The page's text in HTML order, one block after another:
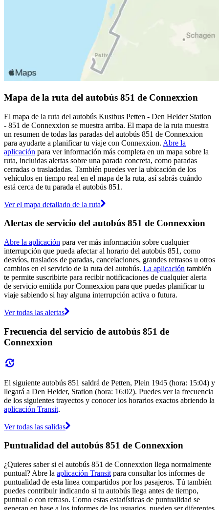
Mapa de la ruta del autobús 851 de Connexxion
El mapa de la ruta del autobús Kustbus Petten - Den Helder Station
- 851 de Connexxion se muestra arriba. El mapa de la ruta muestra
un resumen de todas las paradas del autobús 851 de Connexxion
para ayudarte a planificar tu viaje con Connexxion. Abre la
aplicación para ver información más completa en un mapa sobre la
ruta, incluidas alertas sobre una parada concreta, como paradas
cerradas o trasladadas. También puedes ver la ubicación de los
vehículos en tiempo real en el mapa de la ruta, así sabrás cuándo
está cerca de tu parada el autobús 851.
Ver el mapa detallado de la ruta
Alertas de servicio del autobús 851 de Connexxion
Abre la aplicación para ver más información sobre cualquier
interrupción que pueda afectar al horario del autobús 851, como
desvíos, traslados de paradas, cancelaciones, grandes retrasos u otros
cambios en el servicio de la ruta del autobús. La aplicación también
te permite suscribirte para recibir notificaciones de cualquier alerta
de servicio emitida por Connexxion para que puedas planificar tu
viaje sabiendo si hay alguna interrupción activa o futura.
Ver todas las alertas
Frecuencia del servicio de autobús 851 de
Connexxion
El siguiente autobús 851 saldrá de Petten, Plein 1945 (hora: 15:04) y
llegará a Den Helder, Station (hora: 16:02). Puedes ver la frecuencia
de los siguientes trayectos y conocer los horarios exactos abriendo la
aplicación Transit.
Ver todas las salidas
Puntualidad del autobús 851 de Connexxion
¿Quieres saber si el autobús 851 de Connexxion llega normalmente
puntual? Abre la aplicación Transit para consultar los informes de
puntualidad de esta línea compartidos por los pasajeros. Tú también
puedes contribuir indicando si tu autobús llega antes de tiempo,
puntual o con retraso. Como estas estadísticas de puntualidad se
generan en base a los informes de los usuarios, pueden ser diferentes